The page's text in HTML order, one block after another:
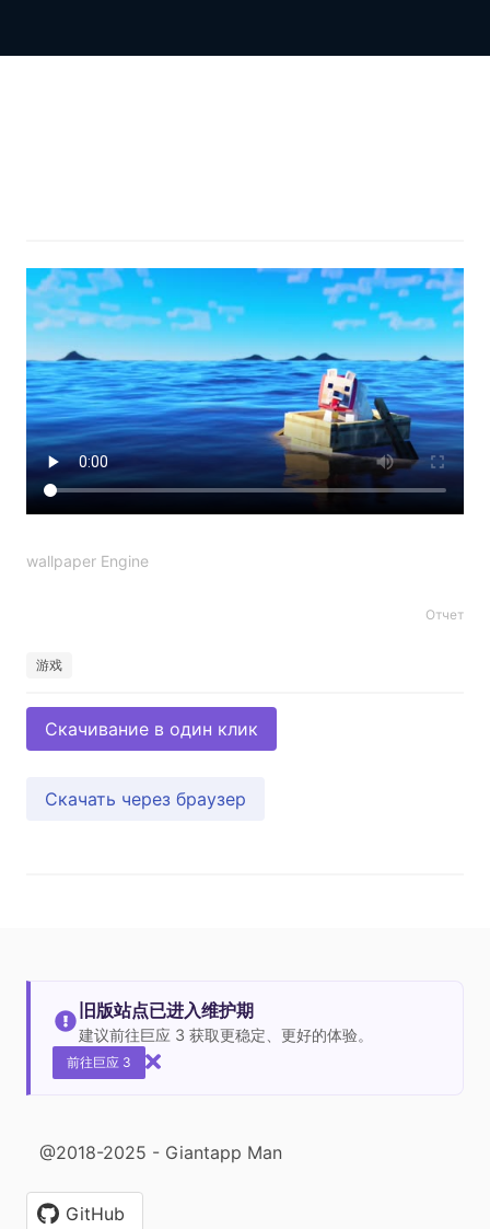
wallpaper Engine
Отчет
游戏
Скачивание в один клик
Скачать через браузер
旧版站点已进入维护期
建议前往巨应 3 获取更稳定、更好的体验。
前往巨应 3
@2018-2025 - Giantapp Man
GitHub